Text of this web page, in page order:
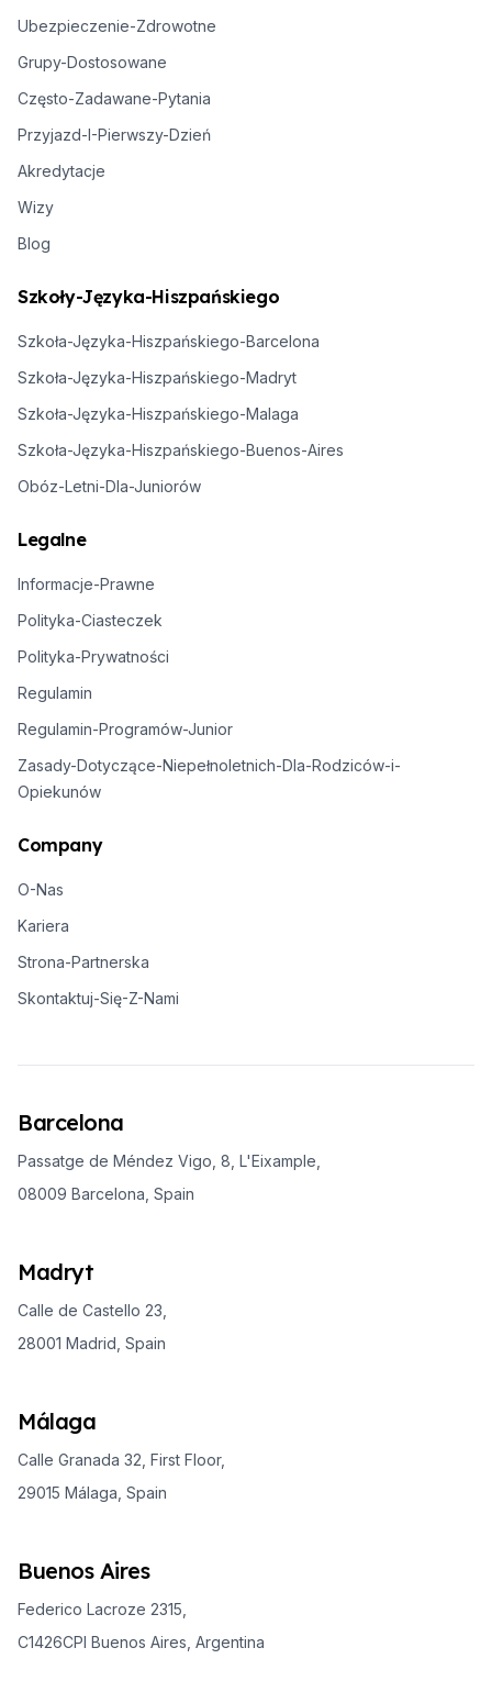
Ubezpieczenie-Zdrowotne
Grupy-Dostosowane
Często-Zadawane-Pytania
Przyjazd-I-Pierwszy-Dzień
Akredytacje
Wizy
Blog
Szkoły-Języka-Hiszpańskiego
Szkoła-Języka-Hiszpańskiego-Barcelona
Szkoła-Języka-Hiszpańskiego-Madryt
Szkoła-Języka-Hiszpańskiego-Malaga
Szkoła-Języka-Hiszpańskiego-Buenos-Aires
Obóz-Letni-Dla-Juniorów
Legalne
Informacje-Prawne
Polityka-Ciasteczek
Polityka-Prywatności
Regulamin
Regulamin-Programów-Junior
Zasady-Dotyczące-Niepełnoletnich-Dla-Rodziców-i-
Opiekunów
Company
O-Nas
Kariera
Strona-Partnerska
Skontaktuj-Się-Z-Nami
Barcelona
Passatge de Méndez Vigo, 8, L'Eixample,
08009 Barcelona, Spain
Madryt
Calle de Castello 23,
28001 Madrid, Spain
Málaga
Calle Granada 32, First Floor,
29015 Málaga, Spain
Buenos Aires
Federico Lacroze 2315,
C1426CPI Buenos Aires, Argentina